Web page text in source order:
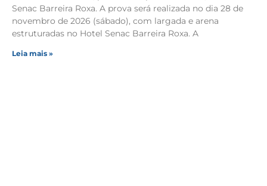
Senac Barreira Roxa. A prova será realizada no dia 28 de
novembro de 2026 (sábado), com largada e arena
estruturadas no Hotel Senac Barreira Roxa. A
Leia mais »